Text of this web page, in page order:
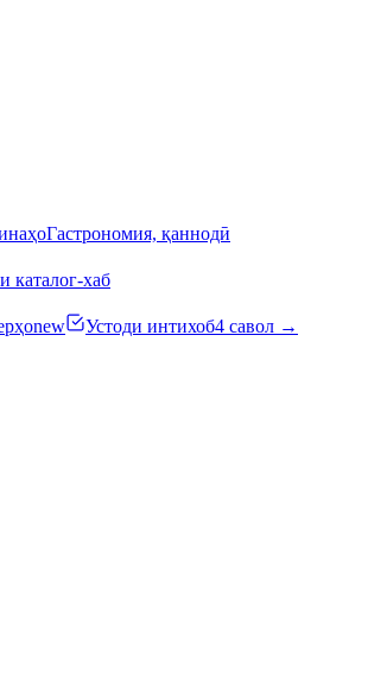
Гастрономия, қаннодӣ
каталог-хаб
new Устоди интихоб4 савол →